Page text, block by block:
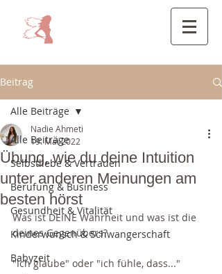
Beitrag
Alle Beiträge
Selbstliebe & Vertrauen
Berufung & Business
Gesundheit & Vitalität
Kinderwunsch & Schwangerschaft
Babyzeit
Alle Beiträge
Übung, wie du deine Intuition
unter anderen Meinungen am
besten hörst
Nadie Ahmeti
19. Mai 2022
Was ist DEINE Wahrheit und was ist die
deines Gegenübers?
"Ich glaube" oder "ich fühle, dass..."